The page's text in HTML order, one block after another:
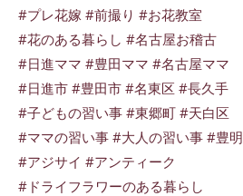
#プレ花嫁 #前撮り #お花教室
#花のある暮らし #名古屋お稽古
#日進ママ #豊田ママ #名古屋ママ
#日進市 #豊田市 #名東区 #長久手
#子どもの習い事 #東郷町 #天白区
#ママの習い事 #大人の習い事 #豊明
#アジサイ #アンティーク
#ドライフラワーのある暮らし